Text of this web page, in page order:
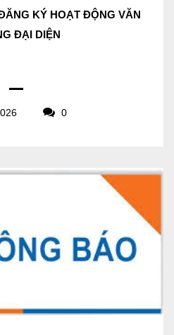
KÝ HOẠT ĐỘNG VĂN
ĐẠI DIỆN
0